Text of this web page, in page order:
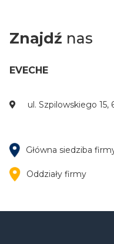
Znajdź nas
EVECHE
ul. Szpilowskiego 15,
Główna siedziba
Oddziały firmy